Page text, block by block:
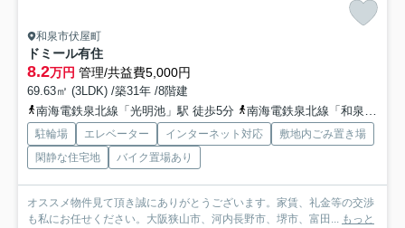
和泉市伏屋町
ドミール有住
8.2万円 管理/共益費5,000円
69.63㎡ (3LDK) /築31年 /8階建
南海電鉄泉北線「光明池」駅 徒歩5分
南海電鉄泉北線「和泉中央」駅 徒歩30分
駐輪場 エレベーター インターネット対応
敷地内ごみ置き場
閑静な住宅地
バイク置場あり
オススメ物件見て頂き誠にありがとうございます。家賃、礼金等の交渉
も私にお任せください。大阪狭山市、河内長野市、堺市、富田... もっと